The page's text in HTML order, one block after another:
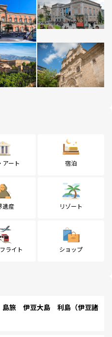
アート 宿泊
遺産 リゾート
ライト ショップ
旅 伊豆大島 利島（伊豆諸